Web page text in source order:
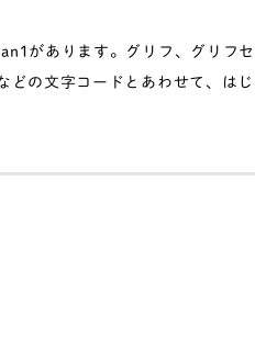
があります。グリフ、グリフ
の文字コードとあわせて、は